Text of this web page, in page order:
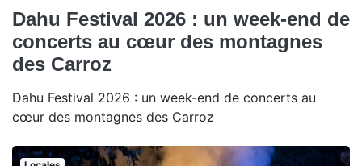
Dahu Festival 2026 : un week-end de
concerts au cœur des montagnes
des Carroz
Dahu Festival 2026 : un week-end de concerts au
cœur des montagnes des Carroz